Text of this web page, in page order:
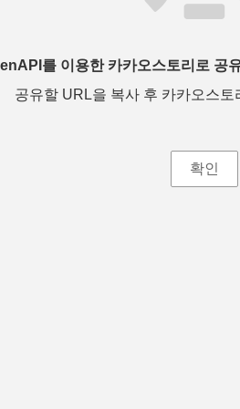
를 이용한 카카오스토리로 공
공유할 URL을 복사 후 카카오스
확인